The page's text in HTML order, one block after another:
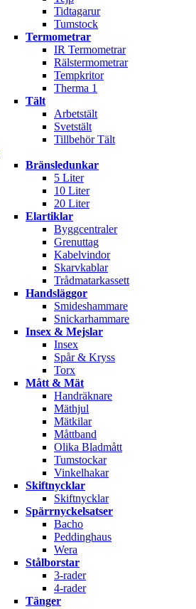
Tidtagarur
Tumstock
Termometrar
IR Termometrar
Rälstermometrar
Tempkritor
Therma 1
Tält
Arbetstält
Svetstält
Tillbehör Tält
Bränsledunkar
5 Liter
10 Liter
20 Liter
Elartiklar
Byggcentraler
Grenuttag
Kabelvindor
Skarvkablar
Trådmatarkassett
Handsläggor
Smideshammare
Snickarhammare
Insex & Mejslar
Insex
Spår & Kryss
Torx
Mått & Mät
Handräknare
Mäthjul
Mätkilar
Måttband
Olika Bladmått
Tumstockar
Vinkelhakar
Skiftnycklar
Skiftnycklar
Spärrnyckelsatser
Bacho
Peddinghaus
Wera
Stålborstar
3-rader
4-rader
Tänger